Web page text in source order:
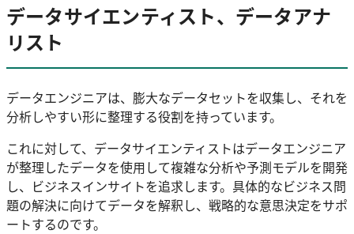
データサイエンティスト、データアナ
リスト
データエンジニアは、膨大なデータセットを収集し、それを
分析しやすい形に整理する役割を持っています。
これに対して、データサイエンティストはデータエンジニア
が整理したデータを使用して複雑な分析や予測モデルを開発
し、ビジネスインサイトを追求します。具体的なビジネス問
題の解決に向けてデータを解釈し、戦略的な意思決定をサポ
ートするのです。